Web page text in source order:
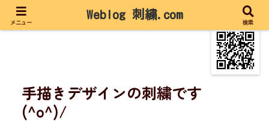
手描きデザインの刺繍です
(^o^)/
メニュー
Weblog 刺繍.com
検索